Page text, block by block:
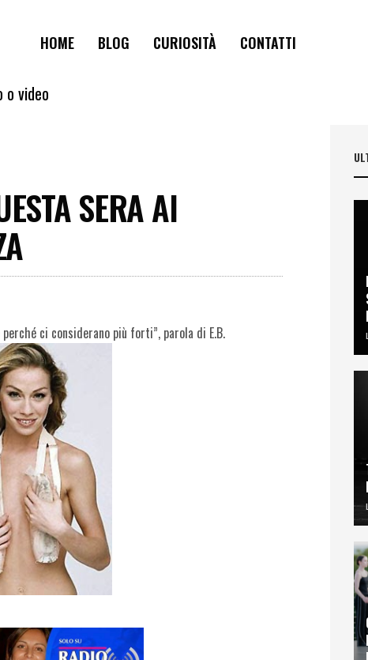
HOME BLOG CURIOSITÀ CONTATTI
o video
SERA AI
ci considerano più forti”, parola di E.B.